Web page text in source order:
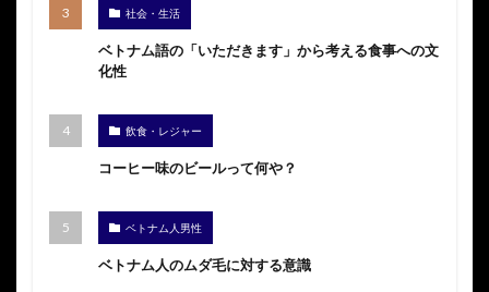
社会・生活
ベトナム語の「いただきます」から考える食事への文
化性
飲食・レジャー
コーヒー味のビールって何や？
ベトナム人男性
ベトナム人のムダ毛に対する意識